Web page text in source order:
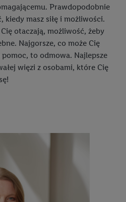
Prawdopodobnie
kiedy masz siłę i możliwości.
otaczają, możliwość, żeby
Najgorsze, co może Cię
to odmowa. Najlepsze
więzi z osobami, które Cię
przez niego z usług Lidl. W
może być również
użytkownika w usługach
trzecie, abyśmy mogli
reklamy. Zgodę na
można wycofać w dowolnym
portalu ochrony
powoduje, że aktywne są
technologie. Klikając
zgodę na przetwarzanie
wymienionych celach, w tym na